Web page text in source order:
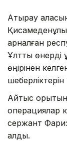
Атырау
арналған
Ұлттық өнерді
өңірінен
шеберліктерін
Айтыс
операциялар
сержант
алды.